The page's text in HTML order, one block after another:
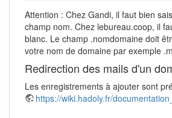
Attention : Chez Gandi, il faut bien
champ nom. Chez lebureau.coop, il
blanc. Le champ .nomdomaine doit
votre nom de domaine par exemple
Redirection des mails d'un
Les enregistrements à ajouter sont
https://wiki.hadoly.fr/